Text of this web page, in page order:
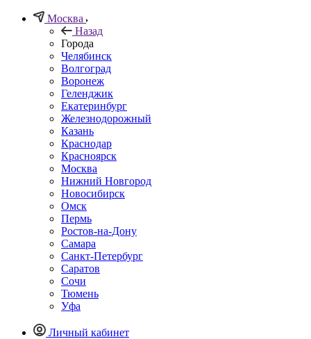
Москва
Назад
Города
Челябинск
Волгоград
Воронеж
Геленджик
Екатеринбург
Железнодорожный
Казань
Краснодар
Красноярск
Москва
Нижний Новгород
Новосибирск
Омск
Пермь
Ростов-на-Дону
Самара
Санкт-Петербург
Саратов
Сочи
Тюмень
Уфа
Личный кабинет